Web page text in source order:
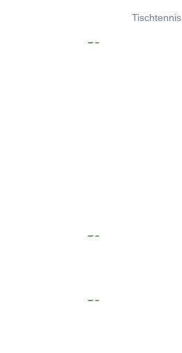
Tischtennis